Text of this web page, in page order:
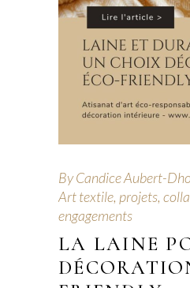
ByCandice Aubert-
Art textile, projets,
engagements
LA LAINE